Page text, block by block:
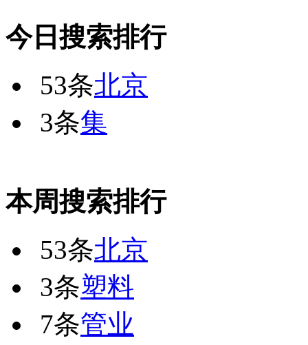
今日搜索排行
53条北京
3条集
本周搜索排行
53条北京
3条塑料
7条管业